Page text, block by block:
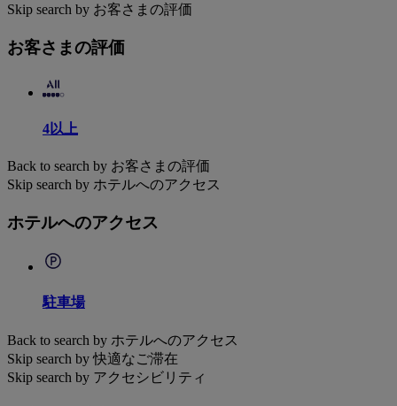
Skip search by お客さまの評価
お客さまの評価
4以上
Back to search by お客さまの評価
Skip search by ホテルへのアクセス
ホテルへのアクセス
駐車場
Back to search by ホテルへのアクセス
Skip search by 快適なご滞在
Skip search by アクセシビリティ